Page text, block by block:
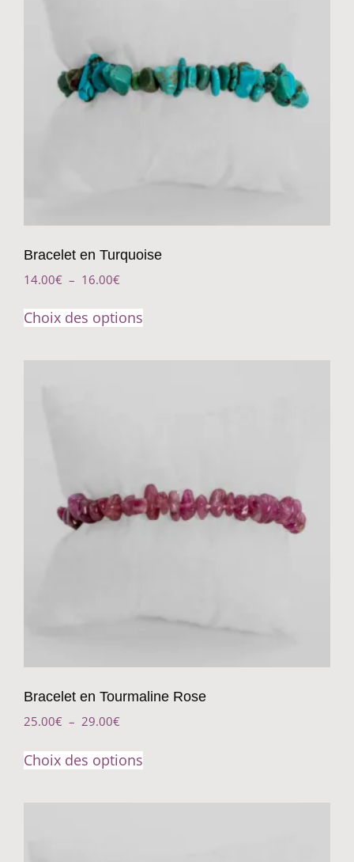
Bracelet en Turquoise
14.00€ – 16.00€
Choix des options
Bracelet en Tourmaline Rose
25.00€ – 29.00€
Choix des options